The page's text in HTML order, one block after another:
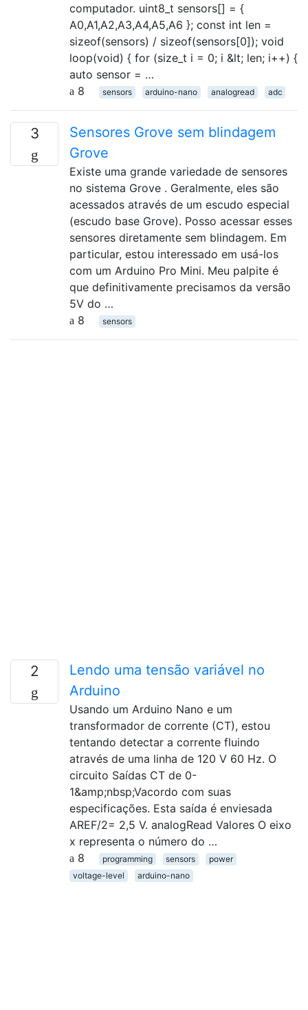
computador. uint8_t sensors[] = {
A0,A1,A2,A3,A4,A5,A6 }; const int len =
sizeof(sensors) / sizeof(sensors[0]); void
loop(void) { for (size_t i = 0; i &lt; len; i++) {
auto sensor = …
8
sensors arduino-nano analogread adc
3
Sensores Grove sem blindagem
Grove
Existe uma grande variedade de sensores
no sistema Grove . Geralmente, eles são
acessados ​​através de um escudo especial
(escudo base Grove). Posso acessar esses
sensores diretamente sem blindagem. Em
particular, estou interessado em usá-los
com um Arduino Pro Mini. Meu palpite é
que definitivamente precisamos da versão
5V do …
8
sensors
2
Lendo uma tensão variável no
Arduino
Usando um Arduino Nano e um
transformador de corrente (CT), estou
tentando detectar a corrente fluindo
através de uma linha de 120 V 60 Hz. O
circuito Saídas CT de 0-
1&amp;nbsp;Vacordo com suas
especificações. Esta saída é enviesada
AREF/2= 2,5 V. analogRead Valores O eixo
x representa o número do …
8
programming sensors
power
voltage-level
arduino-nano